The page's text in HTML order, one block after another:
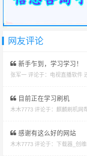
网友评论
新手乍到，学习学习！
张军一 评论于： 电视直播软件
目前正在学习刷机
木木7773 评论于： 麒麟刷机网
感谢有这么好的网站
木木7773 评论于： 下载器_创维